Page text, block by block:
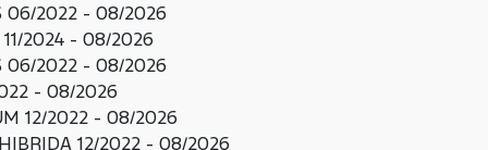
06/2022 - 08/2026
2024 - 08/2026
06/2022 - 08/2026
- 08/2026
12/2022 - 08/2026
12/2022 - 08/2026